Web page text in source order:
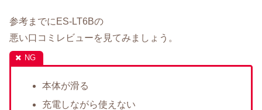
参考までにES-LT6Bの
悪い口コミレビューを見てみましょう。
本体が滑る
充電しながら使えない